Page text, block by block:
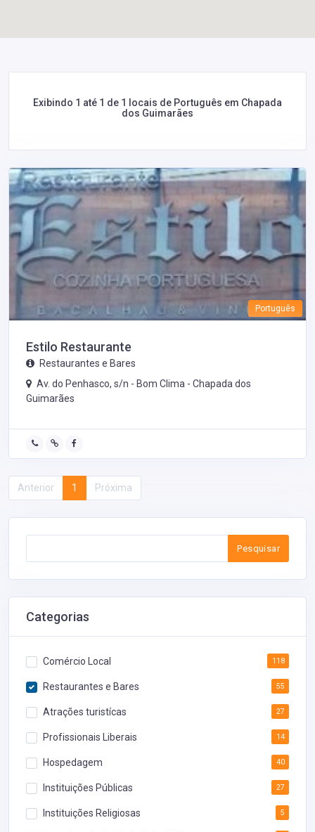
Exibindo 1 até 1 de 1 locais de Português em Chapada
dos Guimarães
Português
Estilo Restaurante
Restaurantes e Bares
Av. do Penhasco, s/n - Bom Clima - Chapada dos
Guimarães
Anterior 1 Próxima
Pesquisar
Categorias
Comércio Local 118
Restaurantes e Bares 55
Atrações turistícas 27
Profissionais Liberais 14
Hospedagem 40
Instituições Públicas 27
Instituições Religiosas 5